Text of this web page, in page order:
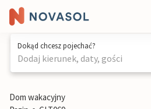
Dokąd chcesz pojechać?
Dodaj kierunek, daty, gości
1 / 36
Dom wakacyjny